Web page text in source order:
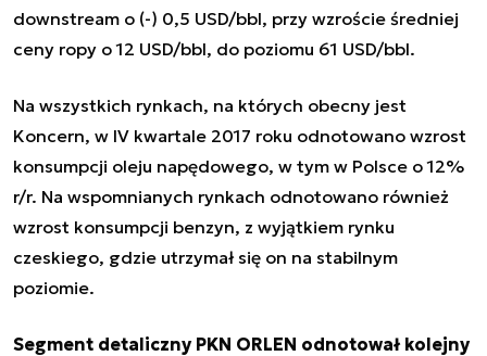
downstream o (-) 0,5 USD/bbl, przy wzroście średniej
ceny ropy o 12 USD/bbl, do poziomu 61 USD/bbl.
Na wszystkich rynkach, na których obecny jest
Koncern, w IV kwartale 2017 roku odnotowano wzrost
konsumpcji oleju napędowego, w tym w Polsce o 12%
r/r. Na wspomnianych rynkach odnotowano również
wzrost konsumpcji benzyn, z wyjątkiem rynku
czeskiego, gdzie utrzymał się on na stabilnym
poziomie.
Segment detaliczny PKN ORLEN odnotował kolejny